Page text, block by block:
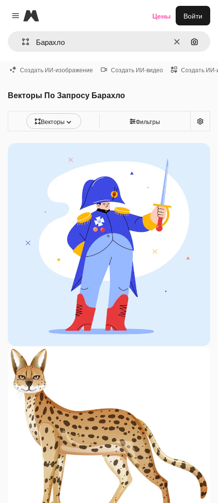
Close menu
Magnific
ОчиститьПоиск
Цены Войти
Создать ИИ-изображение Создать ИИ-видео Создать ИИ-
Векторы По Запросу Барахло
Векторы Фильтры